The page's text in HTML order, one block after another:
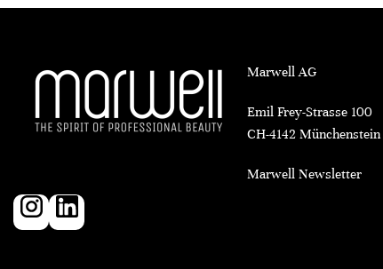
Marwell AG
Emil Frey-Strasse 100
CH-4142 Münchenstein
Marwell Newsletter